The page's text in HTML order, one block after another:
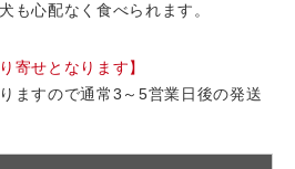
も心配なく食べられます。
寄せとなります】
ますので通常3～5営業日後の発送